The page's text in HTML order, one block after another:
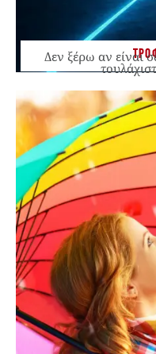
Δεν ξέρω αν είναι